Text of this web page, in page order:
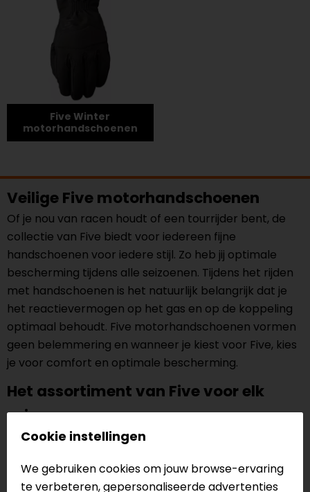
Five Winter
motorhandschoenen
Veilige Five motorhandschoenen
Of je nou van racen houdt of een tourrijder bent, de
collectie van Five biedt voor iedereen fijne
handschoenen voor iedere stijl. Zo heb jij optimale
bescherming tijdens alle seizoenen. Tijdens het rijden
met handschoenen is het natuurlijk belangrijk dat je
het reactievermogen op het gas en op de koppeling
optimaal behoudt. Five motorhandschoenen vormen
geen belemmering en wanneer je kiest voor Five, kies
je voor comfort en optimale bescherming.
Het assortiment van Five voor elk
seizoen
Voor elk seizoen is een ander soort Five
namelijk om andere kenmerken. Zo is het fijn om in de
Cookie instellingen
We gebruiken cookies om jouw browse-ervaring
te verbeteren, gepersonaliseerde advertenties